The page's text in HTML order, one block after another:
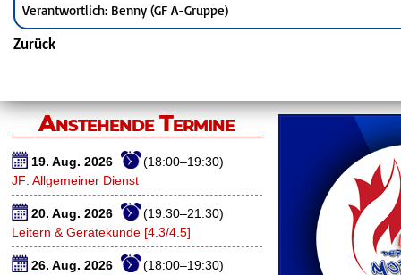
Verantwortlich: Benny (GF A-Gruppe)
Zurück
Anstehende Termine
19. Aug. 2026
(18:00–19:30)
JF: Allgemeiner Dienst
20. Aug. 2026
(19:30–21:30)
Leitern & Gerätekunde [4.3/4.5]
26. Aug. 2026
(18:00–19:30)